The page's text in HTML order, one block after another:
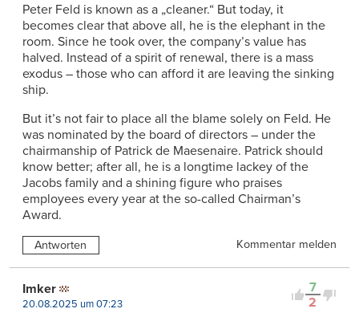
Peter Feld is known as a „cleaner.“ But today, it
becomes clear that above all, he is the elephant in the
room. Since he took over, the company’s value has
halved. Instead of a spirit of renewal, there is a mass
exodus – those who can afford it are leaving the sinking
ship.
But it’s not fair to place all the blame solely on Feld. He
was nominated by the board of directors – under the
chairmanship of Patrick de Maesenaire. Patrick should
know better; after all, he is a longtime lackey of the
Jacobs family and a shining figure who praises
employees every year at the so-called Chairman’s
Award.
Antworten Kommentar melden
7
2
Imker
20.08.2025 um 07:23